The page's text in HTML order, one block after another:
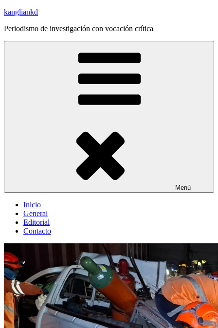
Saltar
contenido
kangliankd
Periodismo de investigación con vocación crítica
Menú
Inicio
General
Editorial
Contacto